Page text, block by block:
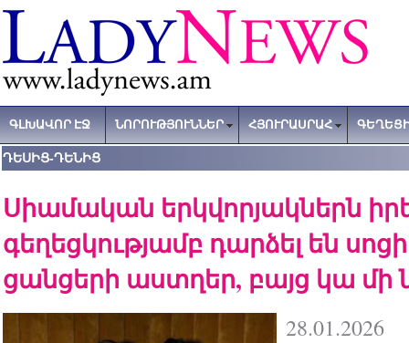
ԳԼԽԱՎՈՐ ԷՋ ՆՈՐՈՒԹՅՈՒՆՆԵՐ ՀՅՈՒՐԱՍՐԱՀ
ԴԵՍԻՑ-ԴԵՆԻՑ
Սիամական երկվորյակներն
գեղեցկությամբ դարձել են
ցանցերի աստղեր, բայց կա մի
28.01.2026